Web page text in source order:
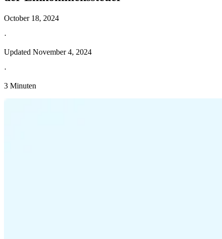
October 18, 2024
·
Updated November 4, 2024
·
3 Minuten